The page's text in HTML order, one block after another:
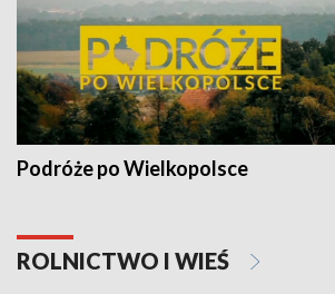
Podróże po Wielkopolsce
ROLNICTWO I WIEŚ